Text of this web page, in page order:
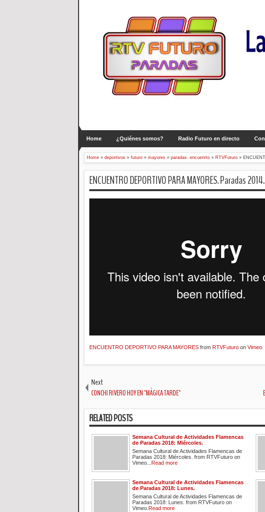
Home ¿Quiénes somos? Radio Futuro en directo
Home » deportivos » futuro » mayores » paradas. encuenrto » RTVFuturo »
ENCUENTRO DEPORTIVO PARA MAYORES. Paradas 2014.
ENCUENTRO DEPORTIVO PARA MAYORES from RTVFuturo on Vimeo.
Next
CONCHI RIVERO HOY EN "MÁGICA TARDE"
RELATED POSTS
Semana Cultural de Actividades Flamencas
de Paradas 2018: Miércoles.
Semana Cultural de Actividades Flamencas de
Paradas 2018: Miércoles. from RTVFuturo on
Vimeo... Read more
Semana Cultural de Actividades Flamencas
de Paradas 2018: Lunes.
Semana Cultural de Actividades Flamencas de
Paradas 2018: Lunes. from RTVFuturo on
Vimeo. Read more